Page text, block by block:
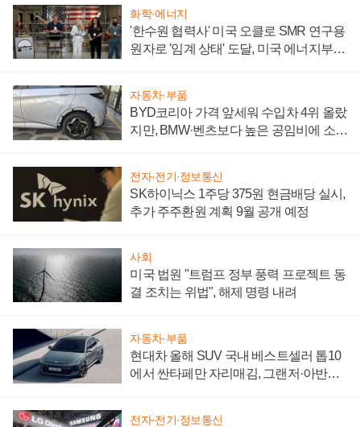
화학·에너지
'한수원 협력사' 미국 오클로 SMR 연구용
원자로 '임계 상태' 도달, 미국 에너지부
자동차·부품
BYD코리아 가격 앞세워 수입차 4위 올랐
지만, BMW·벤츠보다 높은 공임비에 소비
전자·전기·정보통신
SK하이닉스 1주당 375원 현금배당 실시,
추가 주주환원 계획 9월 공개 예정
사회
미국 법원 "트럼프 정부 풍력 프로젝트 동
결 조치는 위법", 해제 명령 내려
자동차·부품
현대차 올해 SUV 국내 베스트셀러 톱10
에서 싼타페만 자리매김, 그랜저·아반떼
전자·전기·정보통신